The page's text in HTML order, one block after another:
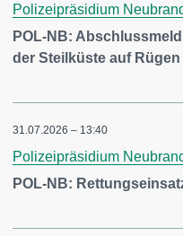
Polizeipräsidium
POL-NB:
der Steilküste auf
31.07.2026 – 13:40
Polizeipräsidium
POL-NB: